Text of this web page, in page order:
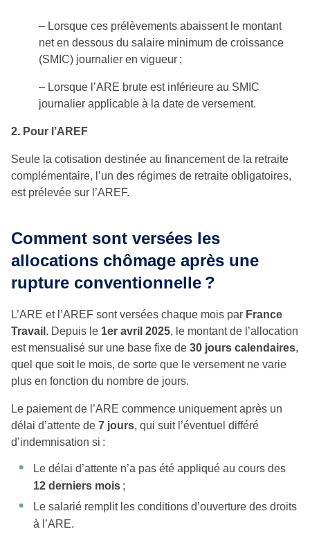
– Lorsque ces prélèvements abaissent le montant
net en dessous du salaire minimum de croissance
(SMIC) journalier en vigueur ;
– Lorsque l’ARE brute est inférieure au SMIC
journalier applicable à la date de versement.
2. Pour l’AREF
Seule la cotisation destinée au financement de la retraite
complémentaire, l’un des régimes de retraite obligatoires,
est prélevée sur l’AREF.
Comment sont versées les
allocations chômage après une
rupture conventionnelle ?
L’ARE et l’AREF sont versées chaque mois par France
Travail . Depuis le 1er avril 2025, le montant de l’allocation
est mensualisé sur une base fixe de 30 jours calendaires,
quel que soit le mois, de sorte que le versement ne varie
plus en fonction du nombre de jours.
Le paiement de l’ARE commence uniquement après un
délai d’attente de 7 jours, qui suit l’éventuel différé
d’indemnisation si :
Le délai d’attente n’a pas été appliqué au cours des
12 derniers mois ;
Le salarié remplit les conditions d’ouverture des droits
à l’ARE.